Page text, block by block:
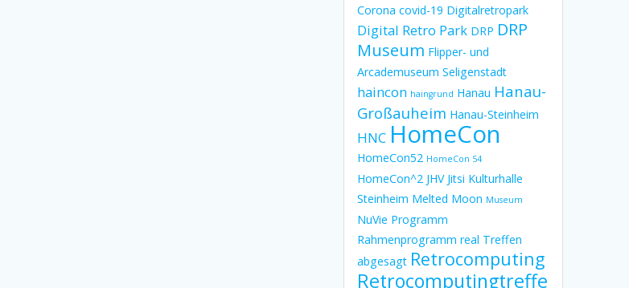
Corona covid-19 Digitalretropark
Digital Retro Park DRP DRP
Museum Flipper- und
Arcademuseum Seligenstadt
haincon haingrund Hanau Hanau-
Großauheim Hanau-Steinheim
HNC HomeCon
HomeCon52 HomeCon 54
HomeCon^2 JHV Jitsi Kulturhalle
Steinheim Melted Moon Museum
NuVie Programm
Rahmenprogramm real Treffen
abgesagt Retrocomputing
Retrocomputingtreffe